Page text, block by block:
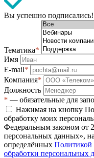
Вы успешно подписались!
Тематика*
Имя
E-mail*
Компания*
Должность
* — обязательные для
Нажимая на кнопку
обработку моих
Федеральным законом от
персональных данных»,
определённых
обработки персональных